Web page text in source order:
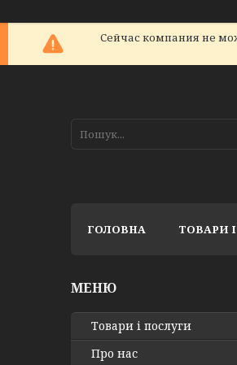
Сейчас компания не
ГОЛОВНА ТОВАРИ
Товари і послуги
Про нас